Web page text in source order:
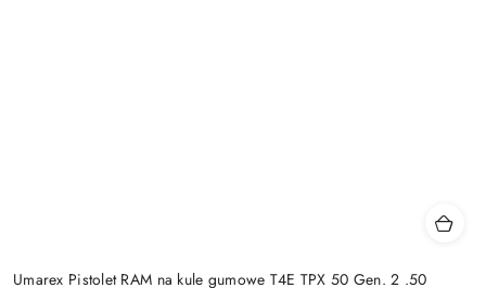
Umarex Pistolet RAM na kule gumowe T4E TPX 50 Gen. 2 .50